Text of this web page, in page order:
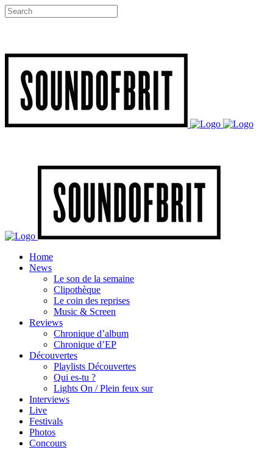
Home
News
Le son de la semaine
Clipothèque
Le coin des reprises
Music & Screen
Reviews
Chronique d’album
Chronique d’EP
Découvertes
Playlists Découvertes
Qui es-tu ?
Lights On / Plein feux sur
Interviews
Live
Festivals
Photos
Concours